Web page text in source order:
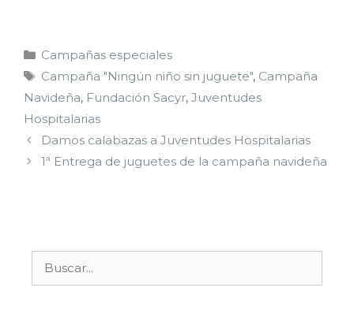
Campañas especiales
Campaña "Ningún niño sin juguete", Campaña
Navideña, Fundación Sacyr, Juventudes
Hospitalarias
Damos calabazas a Juventudes Hospitalarias
1ª Entrega de juguetes de la campaña navideña